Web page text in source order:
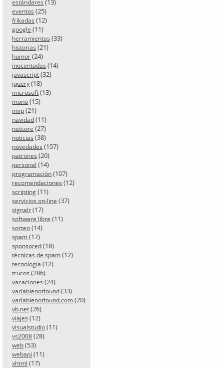
estándares (13)
eventos (25)
frikadas (12)
google (11)
herramientas (33)
historias (21)
humor (24)
inocentadas (14)
javascript (32)
jquery (18)
microsoft (13)
mono (15)
mvp (21)
navidad (11)
netcore (27)
noticias (38)
novedades (157)
patrones (20)
personal (14)
programación (107)
recomendaciones (12)
scripting (11)
servicios on-line (37)
signalr (17)
software libre (11)
sorteo (14)
spam (17)
sponsored (18)
técnicas de spam (12)
tecnología (12)
trucos (286)
vacaciones (24)
variablenotfound (33)
variablenotfound.com (20)
vb.net (26)
viajes (12)
visualstudio (11)
vs2008 (28)
web (53)
webapi (11)
xhtml (17)